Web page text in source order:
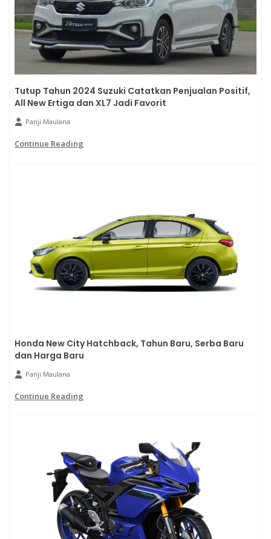
Tutup Tahun 2024 Suzuki Catatkan Penjualan Positif,
All New Ertiga dan XL7 Jadi Favorit
Panji Maulana
Continue Reading
Honda New City Hatchback, Tahun Baru, Serba Baru
dan Harga Baru
Panji Maulana
Continue Reading